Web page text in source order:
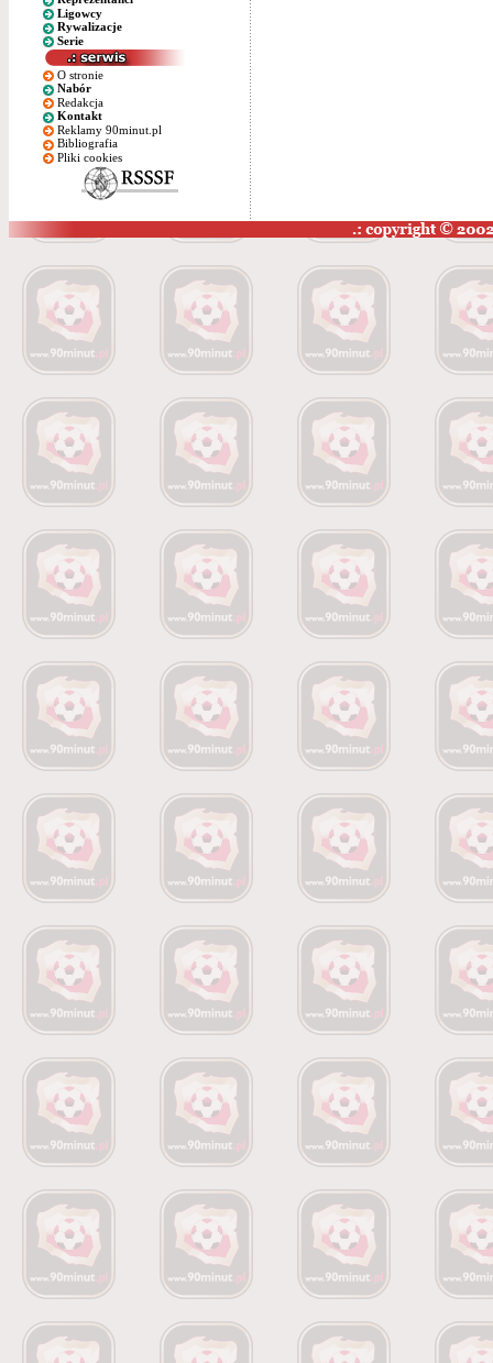
Ligowcy
Rywalizacje
Serie
O stronie
Nabór
Redakcja
Kontakt
Reklamy 90minut.pl
Bibliografia
Pliki cookies